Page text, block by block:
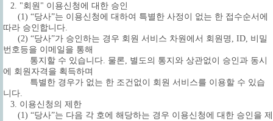
2. "회원" 이용신청에 대한 승인
(1) “당사”는 이용신청에 대하여 특별한 사정이 없는 한 접수순서에
따라 승인합니다.
(2) “당사”가 승인하는 경우 회원 서비스 차원에서 회원명, ID, 비밀
번호등을 이메일을 통해
통지할 수 있습니다. 물론, 별도의 통지와 상관없이 승인과 동시
에 회원자격을 획득하며
특별한 경우가 없는 한 조건없이 회원 서비스를 이용할 수 있습
니다.
3. 이용신청의 제한
(1) “당사”는 다음 각 호에 해당하는 경우 이용신청에 대한 승인을 제